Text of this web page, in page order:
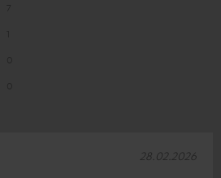
28.02.2026